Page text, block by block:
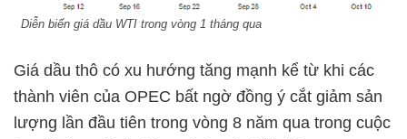
Diễn biến giá dầu WTI trong vòng 1 tháng qua
Giá dầu thô có xu hướng tăng mạnh kể từ khi các
thành viên của OPEC bất ngờ đồng ý cắt giảm sản
lượng lần đầu tiên trong vòng 8 năm qua trong cuộc